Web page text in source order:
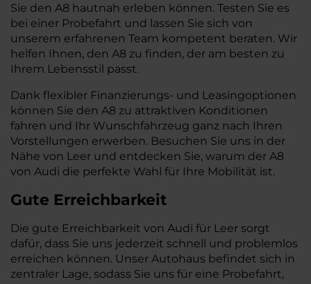
Sie den A8 hautnah erleben können. Testen Sie es
bei einer Probefahrt und lassen Sie sich von
unserem erfahrenen Team kompetent beraten. Wir
helfen Ihnen, den A8 zu finden, der am besten zu
Ihrem Lebensstil passt.
Dank flexibler Finanzierungs- und Leasingoptionen
können Sie den A8 zu attraktiven Konditionen
fahren und Ihr Wunschfahrzeug ganz nach Ihren
Vorstellungen erwerben. Besuchen Sie uns in der
Nähe von Leer und entdecken Sie, warum der A8
von Audi die perfekte Wahl für Ihre Mobilität ist.
Gute Erreichbarkeit
Die gute Erreichbarkeit von Audi für Leer sorgt
dafür, dass Sie uns jederzeit schnell und problemlos
erreichen können. Unser Autohaus befindet sich in
zentraler Lage, sodass Sie uns für eine Probefahrt,